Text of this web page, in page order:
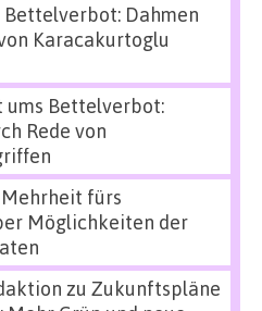
Dahmen
Karacakurtoglu
ums Bettelverbot:
Rede von
fürs
Möglichkeiten der
zu Zukunftspläne